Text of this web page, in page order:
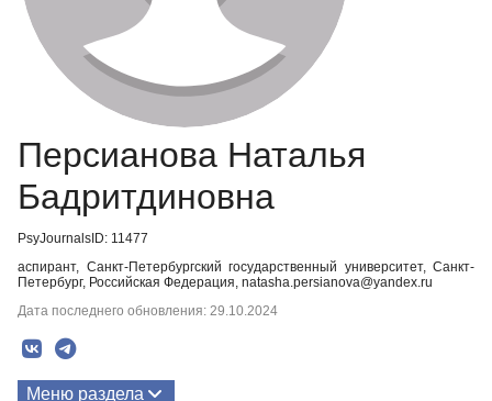
Персианова Наталья
Бадритдиновна
PsyJournalsID: 11477
аспирант, Санкт-Петербургский государственный университет, Санкт-
Петербург, Российская Федерация, natasha.persianova@yandex.ru
Дата последнего обновления: 29.10.2024
Меню раздела